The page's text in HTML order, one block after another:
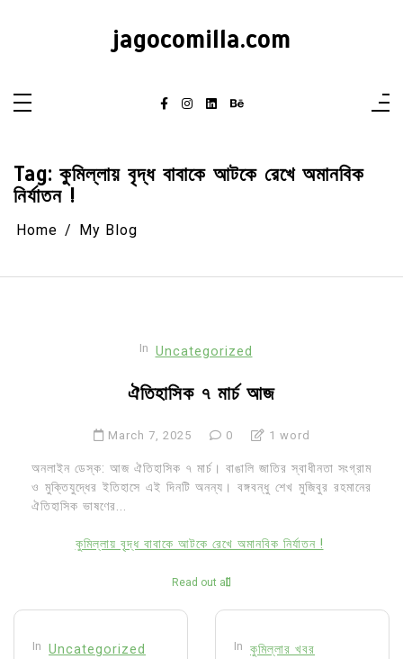
jagocomilla.com
Tag: কুমিল্লায় বৃদ্ধ বাবাকে আটকে রেখে অমানবিক
নির্যাতন !
Home My Blog
In Uncategorized
ঐতিহাসিক ৭ মার্চ আজ
March 7, 2025 0 1 word
অনলাইন ডেস্ক: আজ ঐতিহাসিক ৭ মার্চ। বাঙালি জাতির স্বাধীনতা সংগ্রাম
ও মুক্তিযুদ্ধের ইতিহাসে এই দিনটি অনন্য। বঙ্গবন্ধু শেখ মুজিবুর রহমানের
ঐতিহাসিক ভাষণের...
কুমিল্লায় বৃদ্ধ বাবাকে আটকে রেখে অমানবিক নির্যাতন !
Read out all
In Uncategorized In কুমিল্লার খবর